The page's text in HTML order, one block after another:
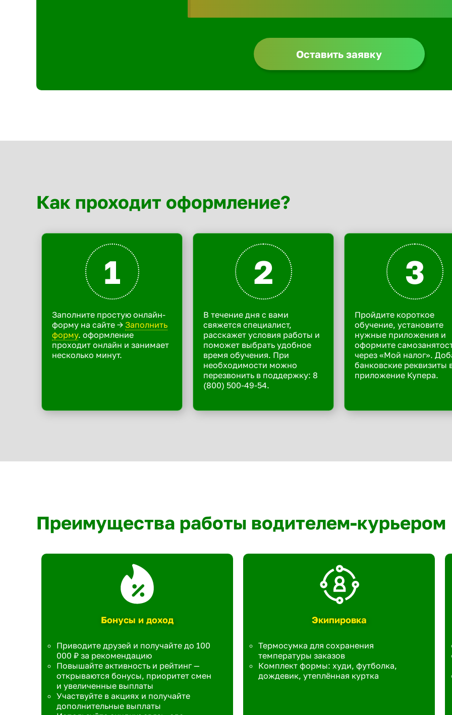
Оставить заявку
Как проходит оформление?
1
Заполните простую онлайн-
форму на сайте -> Заполнить
форму. оформление
проходит онлайн и занимает
несколько минут.
2
В течение дня с вами
свяжется специалист,
расскажет условия работы и
поможет выбрать удобное
время обучения. При
необходимости можно
перезвонить в поддержку: 8
(800) 500-49-54.
3
Пройдите короткое
обучение, установите
нужные приложения и
оформите
через «Мой налог».
банковские реквизиты
приложение Купера.
Преимущества работы водителем-курьером
Бонусы и доход
Приводите друзей и получайте до 100
000 ₽ за рекомендацию
Повышайте активность и рейтинг —
открываются бонусы, приоритет смен
и увеличенные выплаты
Участвуйте в акциях и получайте
дополнительные выплаты
Экипировка
Термосумка для сохранения
температуры заказов
Комплект формы: худи, футболка,
дождевик, утеплённая куртка